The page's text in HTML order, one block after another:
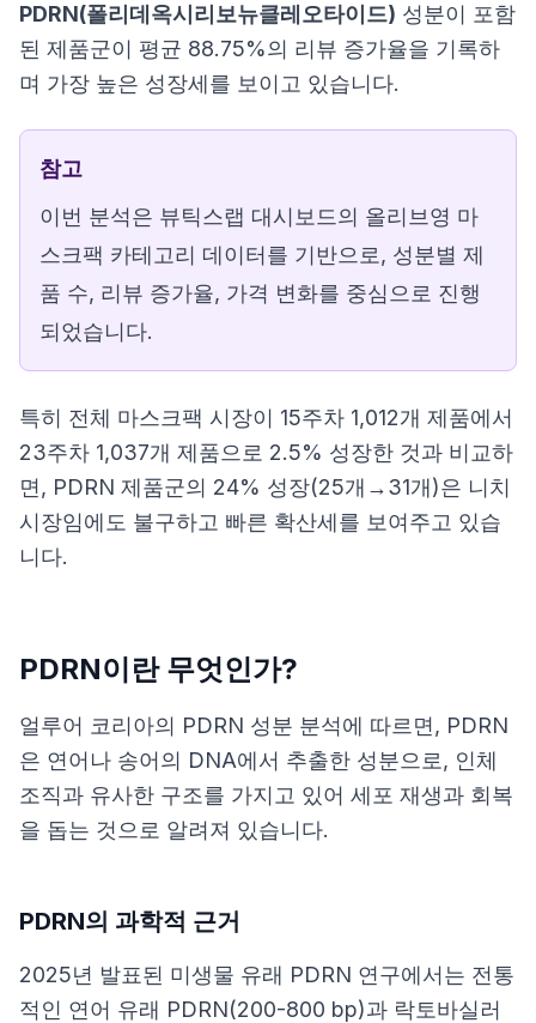
PDRN(폴리데옥시리보뉴클레오타이드) 성분이 포함
된 제품군이 평균 88.75%의 리뷰 증가율을 기록하
며 가장 높은 성장세를 보이고 있습니다.
참고
이번 분석은 뷰틱스랩 대시보드의 올리브영 마
스크팩 카테고리 데이터를 기반으로, 성분별 제
품 수, 리뷰 증가율, 가격 변화를 중심으로 진행
되었습니다.
특히 전체 마스크팩 시장이 15주차 1,012개 제품에서
23주차 1,037개 제품으로 2.5% 성장한 것과 비교하
면, PDRN 제품군의 24% 성장(25개→31개)은 니치
시장임에도 불구하고 빠른 확산세를 보여주고 있습
니다.
PDRN이란 무엇인가?
얼루어 코리아의 PDRN 성분 분석에 따르면, PDRN
은 연어나 송어의 DNA에서 추출한 성분으로, 인체
조직과 유사한 구조를 가지고 있어 세포 재생과 회복
을 돕는 것으로 알려져 있습니다.
PDRN의 과학적 근거
2025년 발표된 미생물 유래 PDRN 연구에서는 전통
적인 연어 유래 PDRN(200-800 bp)과 락토바실러